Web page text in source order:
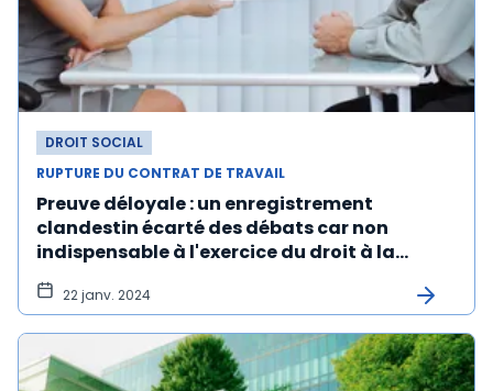
DROIT SOCIAL
RUPTURE DU CONTRAT DE TRAVAIL
Preuve déloyale : un enregistrement
clandestin écarté des débats car non
indispensable à l'exercice du droit à la
preuve
22 janv. 2024